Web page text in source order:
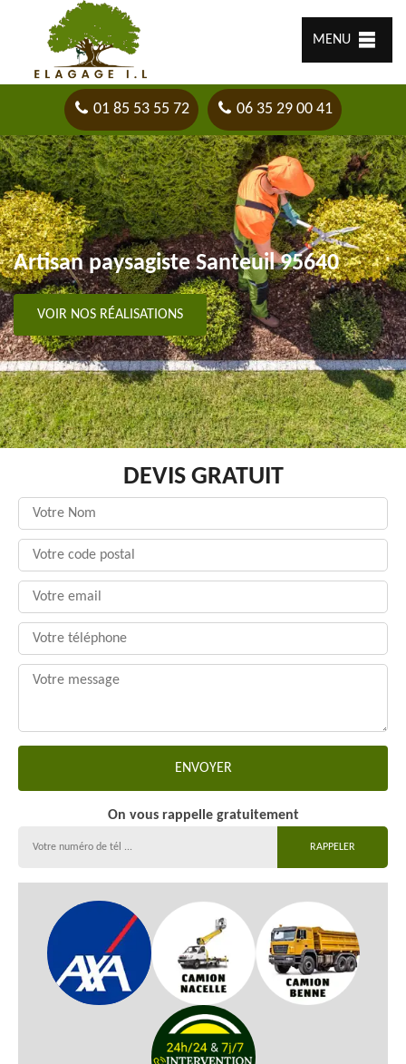
MENU
01 85 53 55 72 06 35 29 00 41
Artisan paysagiste Santeuil 95640
VOIR NOS RÉALISATIONS
DEVIS GRATUIT
On vous rappelle gratuitement